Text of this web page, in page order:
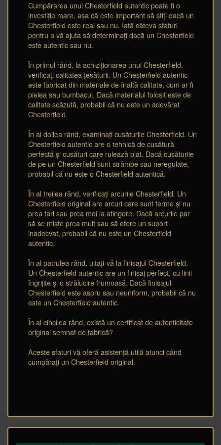
Cumpărarea unui Chesterfield autentic poate fi o
investiție mare, așa că este important să știți dacă un
Chesterfield este real sau nu. Iată câteva sfaturi
pentru a vă ajuta să determinați dacă un Chesterfield
este autentic sau nu.
În primul rând, la achiziționarea unui Chesterfield,
verificați calitatea țesăturii. Un Chesterfield autentic
este fabricat din materiale de înaltă calitate, cum ar fi
pielea sau bumbacul. Dacă materialul folosit este de
calitate scăzută, probabil că nu este un adevărat
Chesterfield.
În al doilea rând, examinați cusăturile Chesterfield. Un
Chesterfield autentic are o tehnică de cusătură
perfectă și cusături care rulează plat. Dacă cusăturile
de pe un Chesterfield sunt strâmbe sau neregulate,
probabil că nu este o Chesterfield autentică.
În al treilea rând, verificați arcurile Chesterfield. Un
Chesterfield original are arcuri care sunt ferme și nu
prea tari sau prea moi la atingere. Dacă arcurile par
să se miște prea mult sau să ofere un suport
inadecvat, probabil că nu este un Chesterfield
autentic.
În al patrulea rând, uitați-vă la finisajul Chesterfield.
Un Chesterfield autentic are un finisaj perfect, cu linii
îngrijite și o strălucire frumoasă. Dacă finisajul
Chesterfield este aspru sau neuniform, probabil că nu
este un Chesterfield autentic.
În al cincilea rând, există un certificat de autenticitate
original semnat de fabrică?
Aceste sfaturi vă oferă asistență utilă atunci când
cumpărați un Chesterfield original.